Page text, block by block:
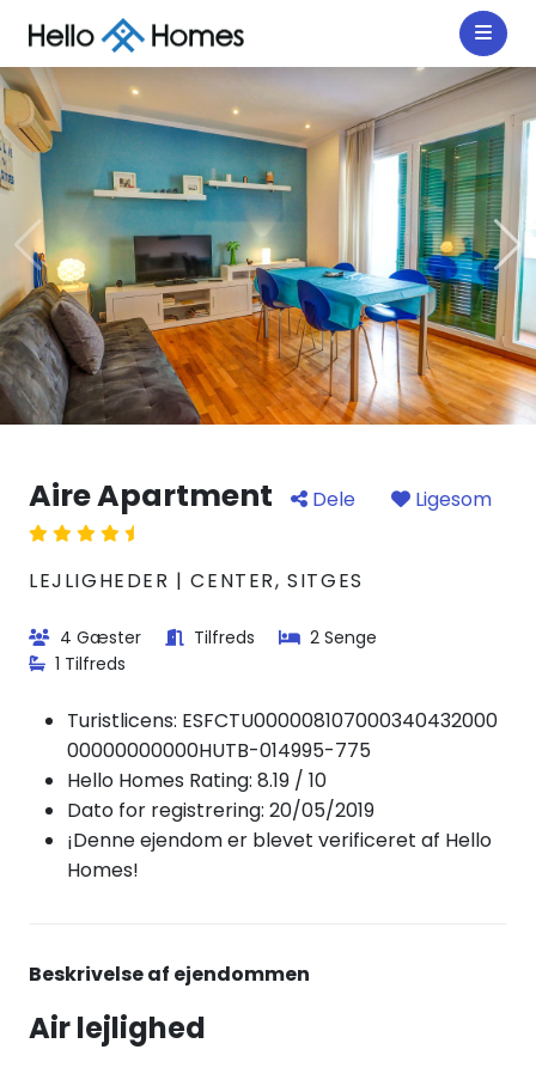
Aire Apartment Dele Ligesom
LEJLIGHEDER | CENTER, SITGES
4 Gæster Tilfreds
2 Senge
1 Tilfreds
Turistlicens: ESFCTU000008107000340432000
00000000000HUTB-014995-775
Hello Homes Rating: 8.19 / 10
Dato for registrering: 20/05/2019
¡Denne ejendom er blevet verificeret af Hello
Homes!
Beskrivelse af ejendommen
Air lejlighed